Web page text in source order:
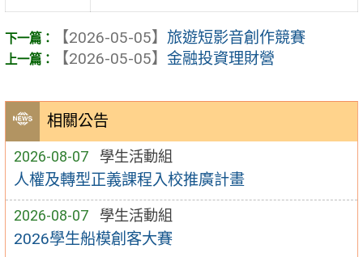
相關公告
2026-08-07 學生活動組
人權及轉型正義課程入校推廣計畫
2026-08-07 學生活動組
2026學生船模創客大賽
【2026-05-05】 旅遊短影音創作競賽
【2026-05-05】 金融投資理財營